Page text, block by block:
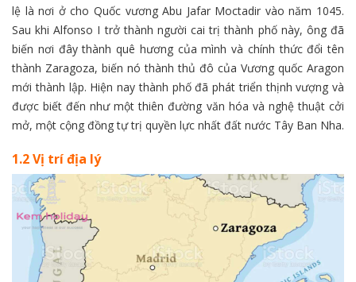
lệ là nơi ở cho Quốc vương Abu Jafar Moctadir vào năm 1045.
Sau khi Alfonso I trở thành người cai trị thành phố này, ông đã
biến nơi đây thành quê hương của mình và chính thức đổi tên
thành Zaragoza, biến nó thành thủ đô của Vương quốc Aragon
mới thành lập. Hiện nay thành phố đã phát triển thịnh vượng và
được biết đến như một thiên đường văn hóa và nghệ thuật cởi
mở, một cộng đồng tự trị quyền lực nhất đất nước Tây Ban Nha.
1.2 Vị trí địa lý